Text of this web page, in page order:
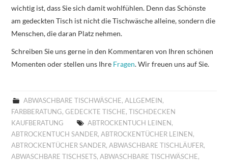
wichtig ist, dass Sie sich damit wohlfühlen. Denn das Schönste
am gedeckten Tisch ist nicht die Tischwäsche alleine, sondern die
Menschen, die daran Platz nehmen.
Schreiben Sie uns gerne in den Kommentaren von Ihren schönen
Momenten oder stellen uns Ihre Fragen. Wir freuen uns auf Sie.
ABWASCHBARE TISCHWÄSCHE, ALLGEMEIN,
FARBBERATUNG,GEDECKTE TISCHE,TISCHDECKEN
KAUFBERATUNG
ABTROCKENTUCH LEINEN,
ABTROCKENTUCH SANDER,ABTROCKENTÜCHER LEINEN,
ABTROCKENTÜCHER SANDER,ABWASCHBARE TISCHLÄUFER,
ABWASCHBARE TISCHSETS,ABWASCHBARE TISCHWÄSCHE,